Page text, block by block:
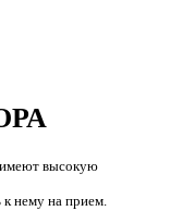
имеют высокую
нему на прием.